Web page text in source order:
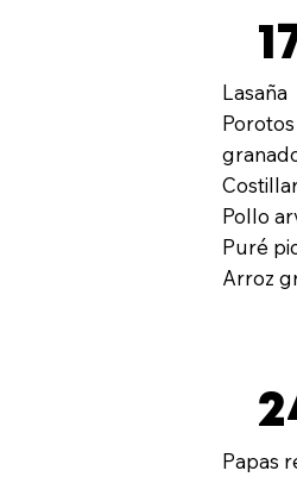
Lasaña
Porotos
Pollo
Puré
Arroz
Papas